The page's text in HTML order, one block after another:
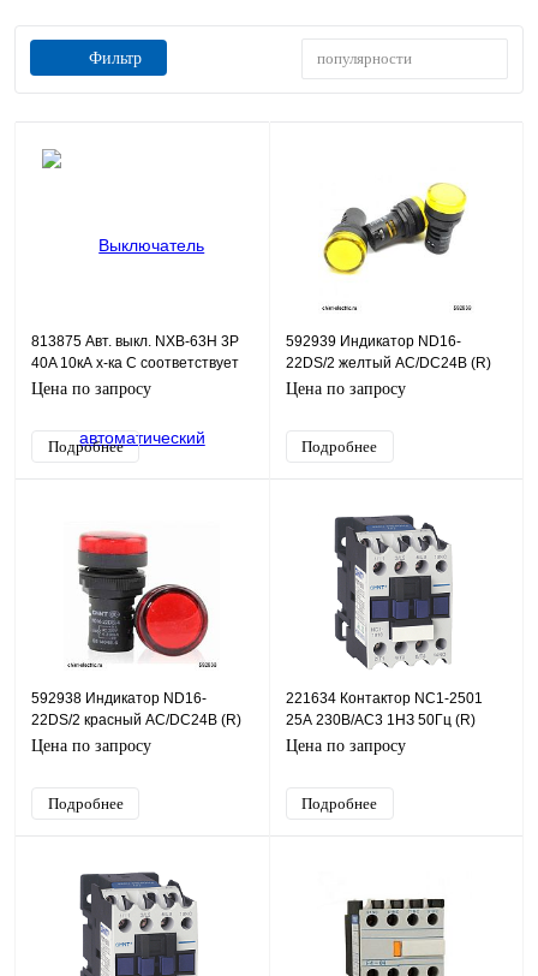
Фильтр популярности
813875 Авт. выкл. NXB-63H 3P
40A 10кА х-ка C соответствует
стандарту ROHS (CHINT)
Цена по запросу
Подробнее
592939 Индикатор ND16-
22DS/2 желтый АС/DC24В (R)
(CHINT)
Цена по запросу
Подробнее
592938 Индикатор ND16-
22DS/2 красный АС/DC24В (R)
(CHINT)
Цена по запросу
Подробнее
221634 Контактор NC1-2501
25А 230В/АС3 1НЗ 50Гц (R)
(CHINT)
Цена по запросу
Подробнее